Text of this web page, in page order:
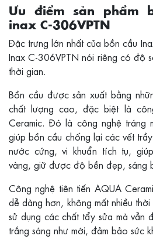
Ưu điểm sản phẩm
inax C-306VPTN
Đặc trưng lớn nhất của bồn cầu
Inax C-306VPTN nói riêng có độ
thời gian.
Bồn cầu được sản xuất bằng
chất lượng cao, đặc biệt là
Ceramic. Đó là công nghệ tráng
giúp bồn cầu chống lại các vết
nước cứng, vi khuẩn tích tụ,
vàng, giữ được độ bền đẹp, sáng
Công nghệ tiên tiến AQUA
dễ dàng hơn, không mất nhiều
sử dụng các chất tẩy sửa mà vẫn
trắng sáng như mới, đảm bảo sức